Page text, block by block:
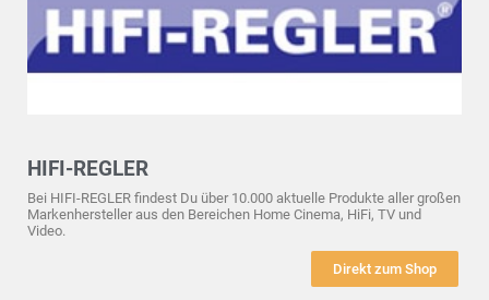
HIFI-REGLER
Bei HIFI-REGLER findest Du über 10.000 aktuelle Produkte aller großen
Markenhersteller aus den Bereichen Home Cinema, HiFi, TV und
Video.
Direkt zum Shop